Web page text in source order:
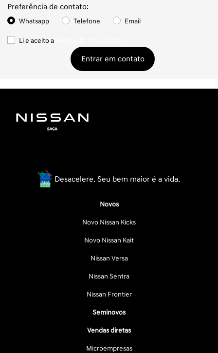
Preferência de contato:
Whatsapp Telefone Email
Li e aceito a
Entrar em contato
Desacelere. Seu bem maior é a vida.
Novos
Novo Nissan Kicks
Novo Nissan Kait
Nissan Versa
Nissan Sentra
Nissan Frontier
Seminovos
Vendas diretas
Microempresas